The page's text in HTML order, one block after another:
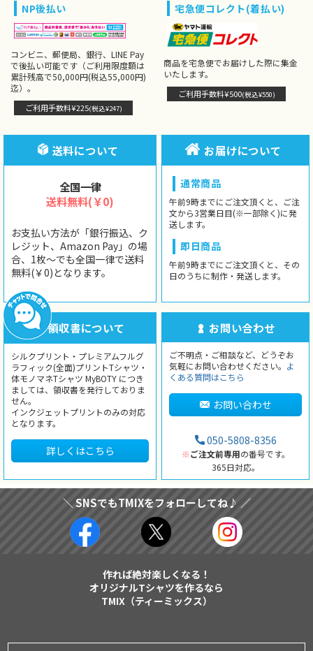
NP後払い
コンビニ、郵便局、銀行、LINE Pay
で後払い可能です（ご利用限度額は
累計残高で50,000円(税込55,000円)
迄）。
ご利用手数料¥225(税込¥247)
宅急便コレクト(着払い)
商品を宅急便でお届けした際に集金
いたします。
ご利用手数料¥500(税込¥550)
送料について
全国一律
送料無料(￥0)
お支払い方法が「銀行振込、ク
レジット、Amazon Pay」の場
合、1枚〜でも全国一律で送料
無料(￥0)となります。
お届けについて
通常商品
午前9時までにご注文頂くと、ご注
文から3営業日目(※一部除く)に発
送します。
即日商品
午前9時までにご注文頂くと、その
日のうちに制作・発送します。
領収書について
シルクプリント・プレミアムフルグ
ラフィック(全面)プリントTシャツ・
体モノマネTシャツ MyBOTY につき
ましては、領収書を発行しておりま
せん。
インクジェットプリントのみの対応
となります。
詳しくはこちら
お問い合わせ
ご不明点・ご相談など、どうぞお
気軽にお問い合わせください。 よ
くある質問はこちら
お問い合わせ
050-5808-8356
※ご注文前専用の番号です。
365日対応。
＼ SNSでもTMIXをフォローしてね♪ ／
作れば絶対楽しくなる！
オリジナルTシャツを作るなら
TMIX（ティーミックス）